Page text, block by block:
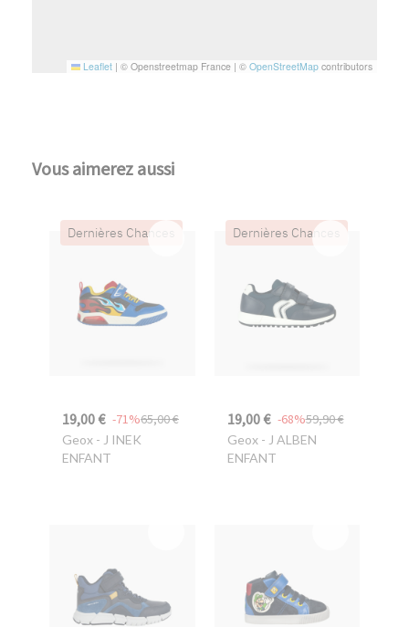
Leaflet | © Openstreetmap France | © OpenStreetMap contributors
Vous aimerez aussi
Dernières Chances
19,00 € 65,00 €
-71%
Geox - J INEK
ENFANT
Dernières Chances
19,00 € 59,90 €
-68%
Geox- J ALBEN
ENFANT